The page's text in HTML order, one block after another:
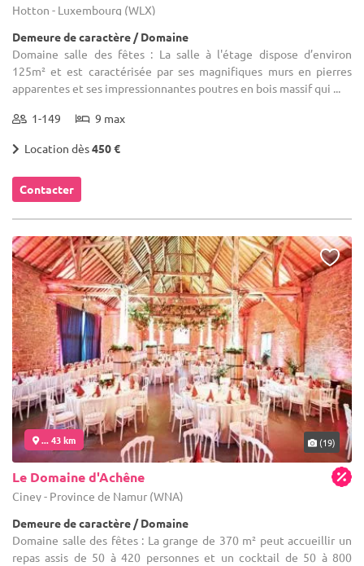
Hotton - Luxembourg (WLX)
Demeure de caractère / Domaine
Domaine salle des fêtes : La salle à l'étage dispose d’environ
125m² et est caractérisée par ses magnifiques murs en pierres
apparentes et ses impressionnantes poutres en bois massif qui ...
1-149 9 max
Location dès450 €
Contacter
... 43 km (19)
Le Domaine d'Achêne
Ciney - Province de Namur (WNA)
Demeure de caractère / Domaine
Domaine salle des fêtes : La grange de 370 m² peut accueillir un
repas assis de 50 à 420 personnes et un cocktail de 50 à 800